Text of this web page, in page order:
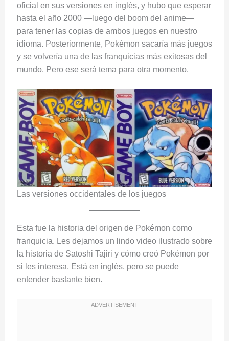
oficial en sus versiones en inglés, y hubo que esperar
hasta el año 2000 —luego del boom del anime—
para tener las copias de ambos juegos en nuestro
idioma. Posteriormente, Pokémon sacaría más juegos
y se volvería una de las franquicias más exitosas del
mundo. Pero ese será tema para otra momento.
Las versiones occidentales de los juegos
Esta fue la historia del origen de Pokémon como
franquicia. Les dejamos un lindo video ilustrado sobre
la historia de Satoshi Tajiri y cómo creó Pokémon por
si les interesa. Está en inglés, pero se puede
entender bastante bien.